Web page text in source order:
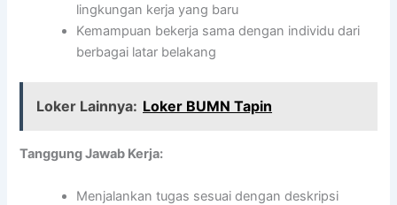
lingkungan kerja yang baru
Kemampuan bekerja sama dengan individu dari
berbagai latar belakang
Loker Lainnya: Loker BUMN Tapin
Tanggung Jawab Kerja:
Menjalankan tugas sesuai dengan deskripsi